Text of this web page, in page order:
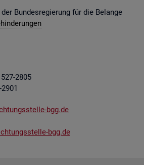
Bun­des­re­gie­rung für die Be­lan­ge
2805
​bgg.​de
​bgg.​de